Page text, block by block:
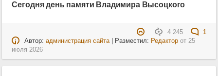
Сегодня день памяти Владимира Высоцкого
4 245
1
Автор: администрация сайта| Разместил: Редакторот 25
июля 2026